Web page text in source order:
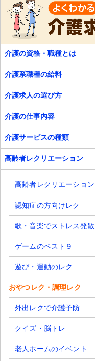
介護の資格・職種とは
介護系職種の給料
介護求人の選び方
介護の仕事内容
介護サービスの種類
高齢者レクリエーション
高齢者レクリエーション
認知症の方向けレク
歌・音楽でストレス発散
ゲームのベスト９
遊び・運動のレク
おやつレク・調理レク
外出レクで介護予防
クイズ・脳トレ
老人ホームのイベント